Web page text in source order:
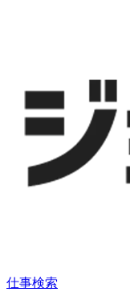
仕事検索